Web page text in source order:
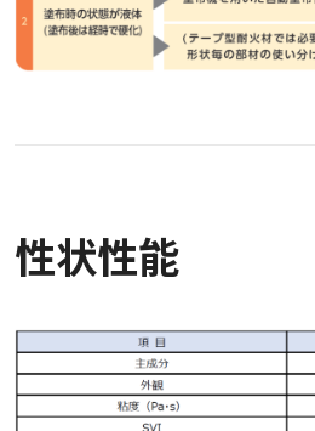
性状性能